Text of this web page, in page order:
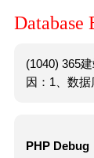
Database
(1040) 365
因：1、数据
PHP Debug